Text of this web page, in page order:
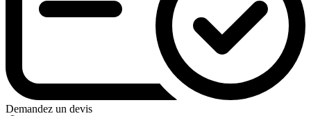
Demandez un devis